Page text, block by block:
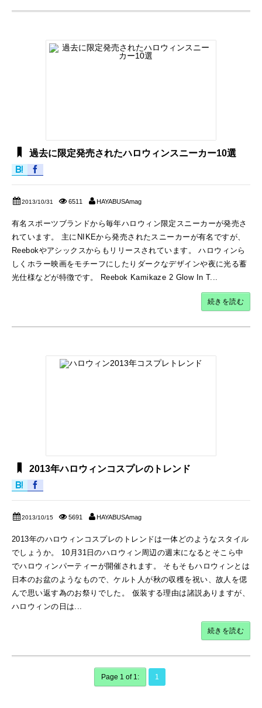
過去に限定発売されたハロウィンスニーカー10選
2013/10/31 6511 HAYABUSAmag
有名スポーツブランドから毎年ハロウィン限定スニーカーが発売さ
れています。 主にNIKEから発売されたスニーカーが有名ですが、
Reebokやアシックスからもリリースされています。 ハロウィンら
しくホラー映画をモチーフにしたりダークなデザインや夜に光る蓄
光仕様などが特徴です。 Reebok Kamikaze 2 Glow In T...
続きを読む
2013年ハロウィンコスプレのトレンド
2013/10/15 5691 HAYABUSAmag
2013年のハロウィンコスプレのトレンドは一体どのようなスタイル
でしょうか。 10月31日のハロウィン周辺の週末になるとそこら中
でハロウィンパーティーが開催されます。 そもそもハロウィンとは
日本のお盆のようなもので、ケルト人が秋の収穫を祝い、故人を偲
んで思い返す為のお祭りでした。 仮装する理由は諸説ありますが、
ハロウィンの日は...
続きを読む
Page 1 of 1: 1